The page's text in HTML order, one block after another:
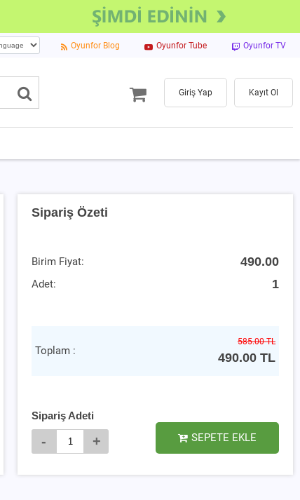
Oyunfor Blog Oyunfor Tube Oyunfor TV
Giriş Yap Kayıt Ol
Sipariş Özeti
Birim Fiyat: 490.00
Adet: 1
Toplam :
585.00 TL
490.00 TL
Sipariş Adeti
- + SEPETE EKLE